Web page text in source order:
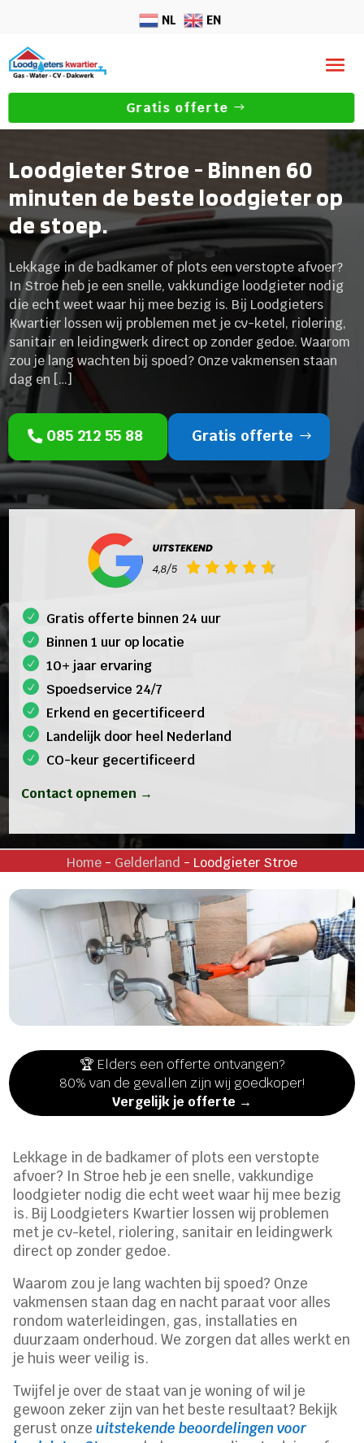
NL EN
Gratis offerte
Loodgieter Stroe - Binnen 60
minuten de beste loodgieter op
de stoep.
Lekkage in de badkamer of plots een verstopte afvoer?
In Stroe heb je een snelle, vakkundige loodgieter nodig
die echt weet waar hij mee bezig is. Bij Loodgieters
Kwartier lossen wij problemen met je cv-ketel, riolering,
sanitair en leidingwerk direct op zonder gedoe. Waarom
zou je lang wachten bij spoed? Onze vakmensen staan
dag en […]
085 212 55 88 Gratis offerte
Gratis offerte binnen 24 uur
Binnen 1 uur op locatie
10+ jaar ervaring
Spoedservice 24/7
Erkend en gecertificeerd
Landelijk door heel Nederland
CO-keur gecertificeerd
Contact opnemen →
Home- Gelderland - Loodgieter Stroe
🏆 Elders een offerte ontvangen?
80% van de gevallen zijn wij goedkoper!
Vergelijk je offerte →
Lekkage in de badkamer of plots een verstopte
afvoer? In Stroe heb je een snelle, vakkundige
loodgieter nodig die echt weet waar hij mee bezig
is. Bij Loodgieters Kwartier lossen wij problemen
met je cv-ketel, riolering, sanitair en leidingwerk
direct op zonder gedoe.
Waarom zou je lang wachten bij spoed? Onze
vakmensen staan dag en nacht paraat voor alles
rondom waterleidingen, gas, installaties en
duurzaam onderhoud. We zorgen dat alles werkt en
je huis weer veilig is.
Twijfel je over de staat van je woning of wil je
gewoon zeker zijn van het beste resultaat? Bekijk
gerust onzeuitstekende beoordelingen voor